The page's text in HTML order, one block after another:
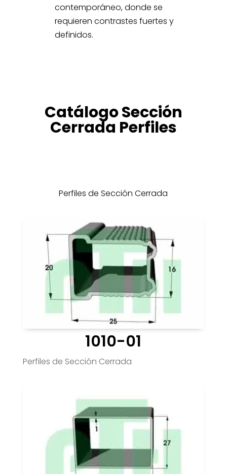
contemporáneo, donde se
requieren contrastes fuertes y
definidos.
Catálogo Sección
Cerrada Perfiles
Perfiles de Sección Cerrada
1010-01
Perfiles de Sección Cerrada